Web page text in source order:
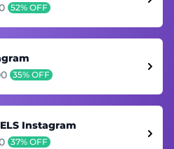
52% OFF
35% OFF
Instagram
37% OFF